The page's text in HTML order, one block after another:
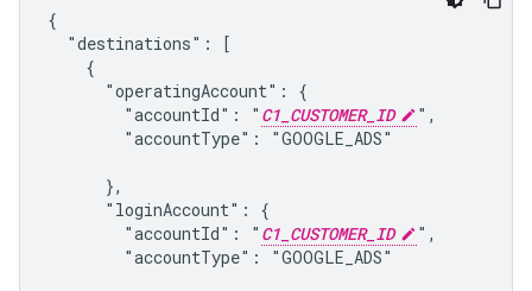
{
  "destinations": [
    {
      "operatingAccount": {
        "accountId": "
C1_CUSTOMER_ID
",
        "accountType": "GOOGLE_ADS"
      },
      "loginAccount": {
        "accountId": "
C1_CUSTOMER_ID
",
        "accountType": "GOOGLE_ADS"